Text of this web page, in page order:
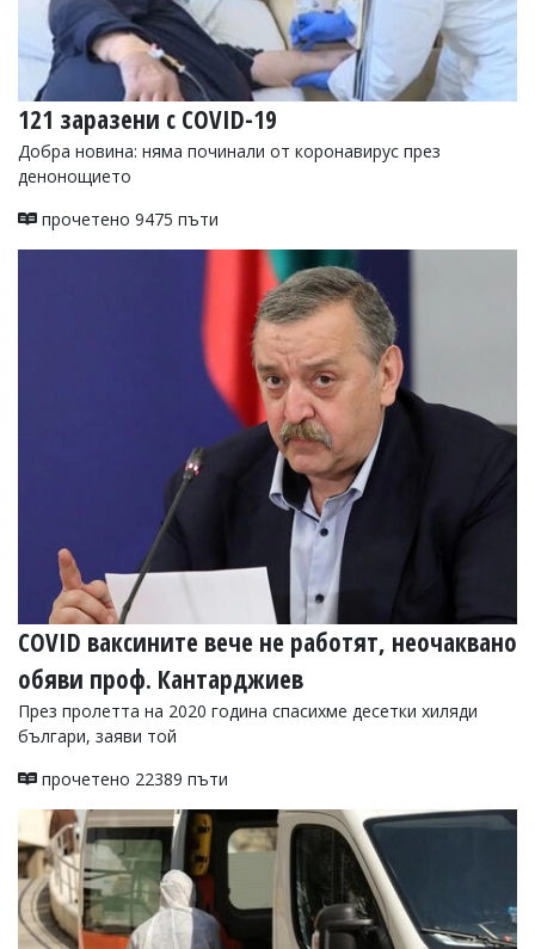
121 заразени с COVID-19
Добра новина: няма починали от коронавирус през
денонощието
прочетено 9475 пъти
COVID ваксините вече не работят, неочаквано
обяви проф. Кантарджиев
През пролетта на 2020 година спасихме десетки хиляди
българи, заяви той
прочетено 22389 пъти